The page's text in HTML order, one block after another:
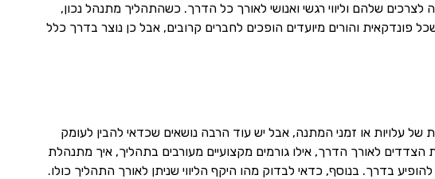
שלהם וליווי רגשי ואנושי לאורך כל הדרך. כשהתהליך מתנהל נכון,
והורים מיועדים הופכים לחברים קרובים, אבל כן נוצר בדרך כלל
עלויות או זמני המתנה, אבל יש עוד הרבה נושאים שכדאי להבין לעומק
לאורך הדרך, אילו גורמים מקצועיים מעורבים בתהליך, איך מתנהלת
בדרך. בנוסף, כדאי לבדוק מהו היקף הליווי שניתן לאורך התהליך כולו.